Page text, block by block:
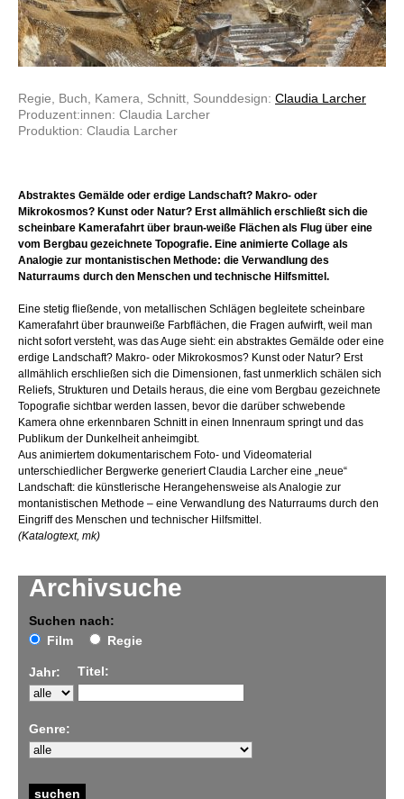
Archivsuche
Suchen nach:
Film
Regie
Jahr: Titel:
Genre:
Regie, Buch, Kamera, Schnitt, Sounddesign: Claudia Larcher
Produzent:innen: Claudia Larcher
Produktion: Claudia Larcher
Abstraktes Gemälde oder erdige Landschaft? Makro- oder
Mikrokosmos? Kunst oder Natur? Erst allmählich erschließt sich die
scheinbare Kamerafahrt über braun-weiße Flächen als Flug über eine
vom Bergbau gezeichnete Topografie. Eine animierte Collage als
Analogie zur montanistischen Methode: die Verwandlung des
Naturraums durch den Menschen und technische Hilfsmittel.
Eine stetig fließende, von metallischen Schlägen begleitete scheinbare
Kamerafahrt über braunweiße Farbflächen, die Fragen aufwirft, weil man
nicht sofort versteht, was das Auge sieht: ein abstraktes Gemälde oder eine
erdige Landschaft? Makro- oder Mikrokosmos? Kunst oder Natur? Erst
allmählich erschließen sich die Dimensionen, fast unmerklich schälen sich
Reliefs, Strukturen und Details heraus, die eine vom Bergbau gezeichnete
Topografie sichtbar werden lassen, bevor die darüber schwebende
Kamera ohne erkennbaren Schnitt in einen Innenraum springt und das
Publikum der Dunkelheit anheimgibt.
Aus animiertem dokumentarischem Foto- und Videomaterial
unterschiedlicher Bergwerke generiert Claudia Larcher eine „neue“
Landschaft: die künstlerische Herangehensweise als Analogie zur
montanistischen Methode – eine Verwandlung des Naturraums durch den
Eingriff des Menschen und technischer Hilfsmittel.
(Katalogtext, mk)